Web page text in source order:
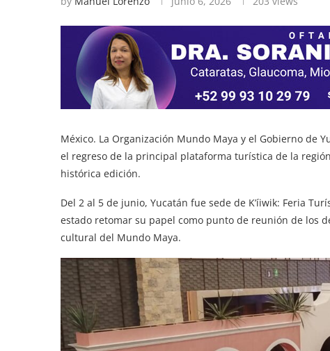
México. La Organización Mundo Maya y el Gobierno de
el regreso de la principal plataforma turística de la
histórica edición.
Del 2 al 5 de junio, Yucatán fue sede de K’íiwik: Feria
estado retomar su papel como punto de reunión de los
cultural del Mundo Maya.